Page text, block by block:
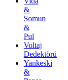
&
Somun
&
Pul
Voltaj
Dedektörü
Yankeski
&